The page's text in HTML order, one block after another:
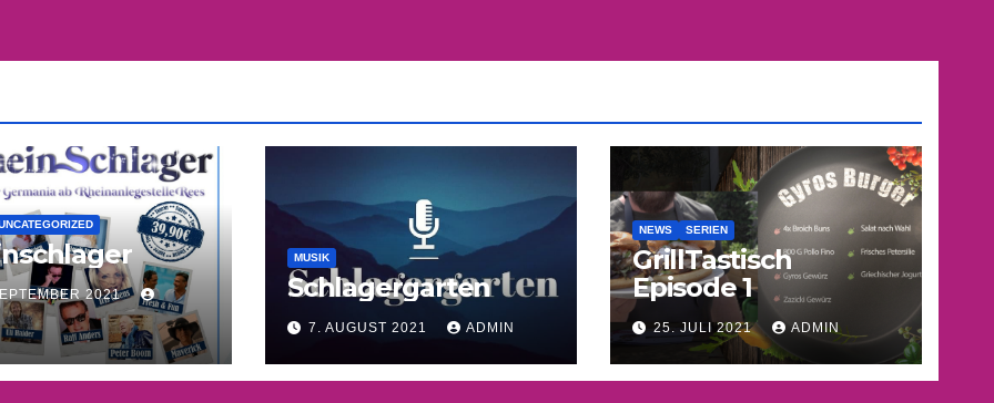
2021
MUSIK
Schlagergarten
7. AUGUST 2021 ADMIN
NEWS SERIEN
GrillTastisch
Episode 1
25. JULI 2021 ADMIN